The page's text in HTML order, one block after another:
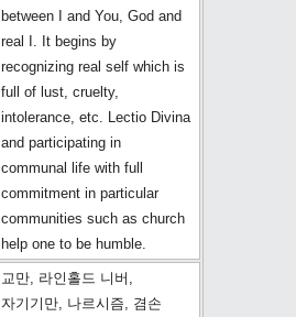
between I and You, God and
real I. It begins by
recognizing real self which is
full of lust, cruelty,
intolerance, etc. Lectio Divina
and participating in
communal life with full
commitment in particular
communities such as church
help one to be humble.
교만, 라인홀드 니버,
자기기만, 나르시즘, 겸손